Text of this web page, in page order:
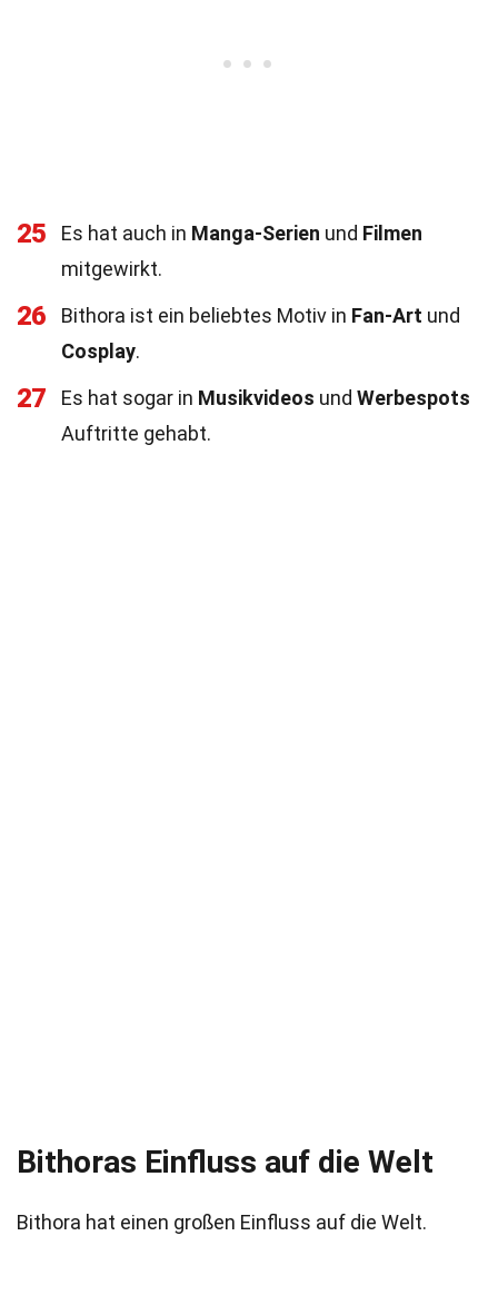
25 Es hat auch in Manga-Serien und Filmen
mitgewirkt.
26 Bithora ist ein beliebtes Motiv in Fan-Art und
Cosplay.
27 Es hat sogar in Musikvideos und Werbespots
Auftritte gehabt.
Bithoras Einfluss auf die Welt
Bithora hat einen großen Einfluss auf die Welt.